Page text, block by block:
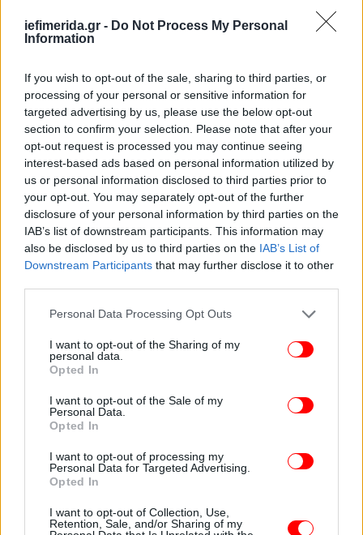
iefimerida.gr - Do Not Process My Personal
Information
If you wish to opt-out of the sale, sharing to third parties, or
processing of your personal or sensitive information for
targeted advertising by us, please use the below opt-out
section to confirm your selection. Please note that after your
opt-out request is processed you may continue seeing
interest-based ads based on personal information utilized by
us or personal information disclosed to third parties prior to
your opt-out. You may separately opt-out of the further
disclosure of your personal information by third parties on the
IAB’s list of downstream participants. This information may
also be disclosed by us to third parties on the IAB’s List of
Downstream Participants that may further disclose it to other
Please note that this website/app uses one or more Google
not limited to your visit or usage behaviour. You may click to
grant or deny consent to Google and its third-party tags to
use your data for below specified purposes in below Google
consent section.
Personal Data Processing Opt Outs
I want to opt-out of the Sharing of my
personal data.
Opted In
I want to opt-out of the Sale of my
Personal Data.
Opted In
I want to opt-out of processing my
Personal Data for Targeted Advertising.
Opted In
I want to opt-out of Collection, Use,
Retention, Sale, and/or Sharing of my
Συνάντηση του Αλ Σίσι με τον Χαφτάρ στο Κάιρο -Στο
ΠΕΡΙΣΣΟΤΕΡΑ ΒΙΝΤΕΟ